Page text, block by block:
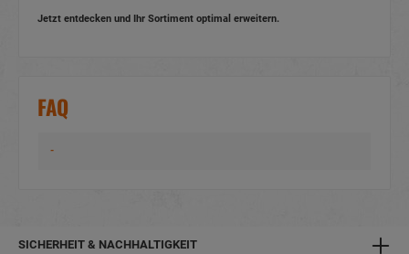
Jetzt entdecken und Ihr Sortiment optimal erweitern.
FAQ
-
SICHERHEIT & NACHHALTIGKEIT